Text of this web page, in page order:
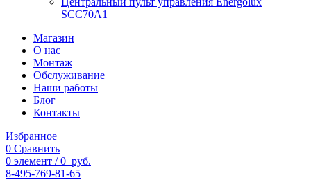
SCC70A1
Магазин
О нас
Монтаж
Обслуживание
Наши работы
Блог
Контакты
Избранное
0 Сравнить
0 элемент / 0 руб.
8-495-769-81-65